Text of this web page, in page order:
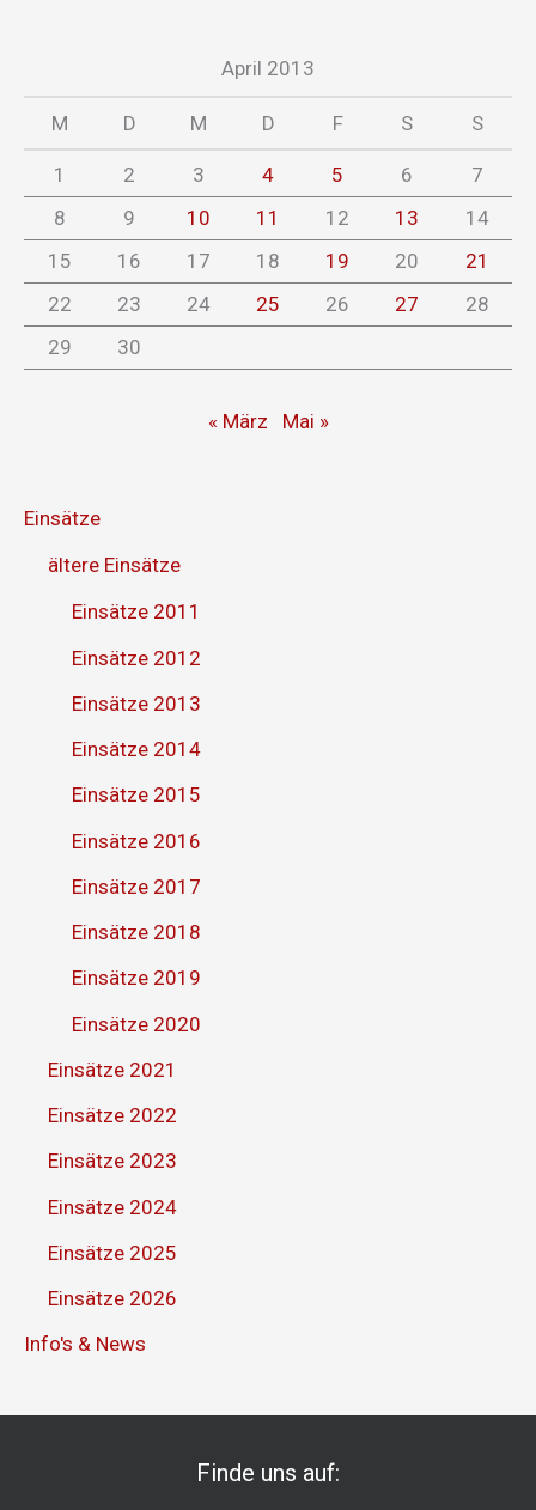
April 2013
M D M D F S S
1 2 3 4 5 6
7
8
9 10 11 12 13
14
15
16 17 18 19 20
21
22
23 24 25 26 27
28
29
30
« März Mai »
Einsätze
ältere Einsätze
Einsätze 2011
Einsätze 2012
Einsätze 2013
Einsätze 2014
Einsätze 2015
Einsätze 2016
Einsätze 2017
Einsätze 2018
Einsätze 2019
Einsätze 2020
Einsätze 2021
Einsätze 2022
Einsätze 2023
Einsätze 2024
Einsätze 2025
Einsätze 2026
Info's & News
Finde uns auf: